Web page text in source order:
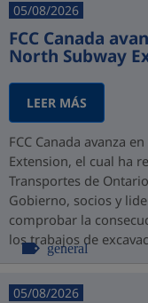
05/08/2026
FCC Canada
North Subway
LEER MÁS
FCC Canada avanza
Extension, el cual ha
Transportes de
Gobierno, socios y
comprobar la
los trabajos de
general
05/08/2026